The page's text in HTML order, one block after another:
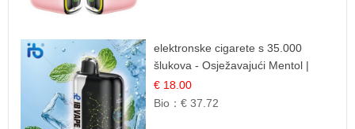
elektronske cigarete s 35.000
šlukova - Osježavajući Mentol |
Čista i Svježa Okus
€ 18.00
Bio：€ 37.72